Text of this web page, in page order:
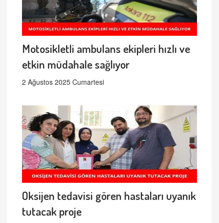
Motosikletli ambulans ekipleri hızlı ve
etkin müdahale sağlıyor
2 Ağustos 2025 Cumartesi
Oksijen tedavisi gören hastaları uyanık
tutacak proje